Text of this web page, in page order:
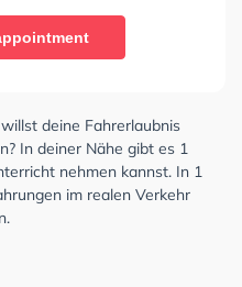
deine Fahrerlaubnis
In deiner Nähe gibt es 1
nehmen kannst. In 1
im realen Verkehr